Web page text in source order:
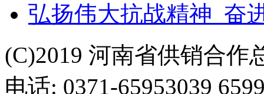
弘扬伟大抗战精神 奋
(C)2019 河南省供销合作
电话: 0371-65953039